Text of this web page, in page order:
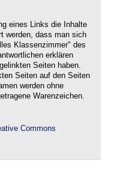
eines Links die Inhalte
werden, dass man sich
Klassenzimmer" des
erklären
Seiten haben.
Seiten auf den Seiten
werden ohne
Warenzeichen.
Commons